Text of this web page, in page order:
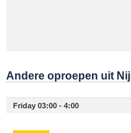
Andere oproepen uit
Friday 03:00 - 4:00